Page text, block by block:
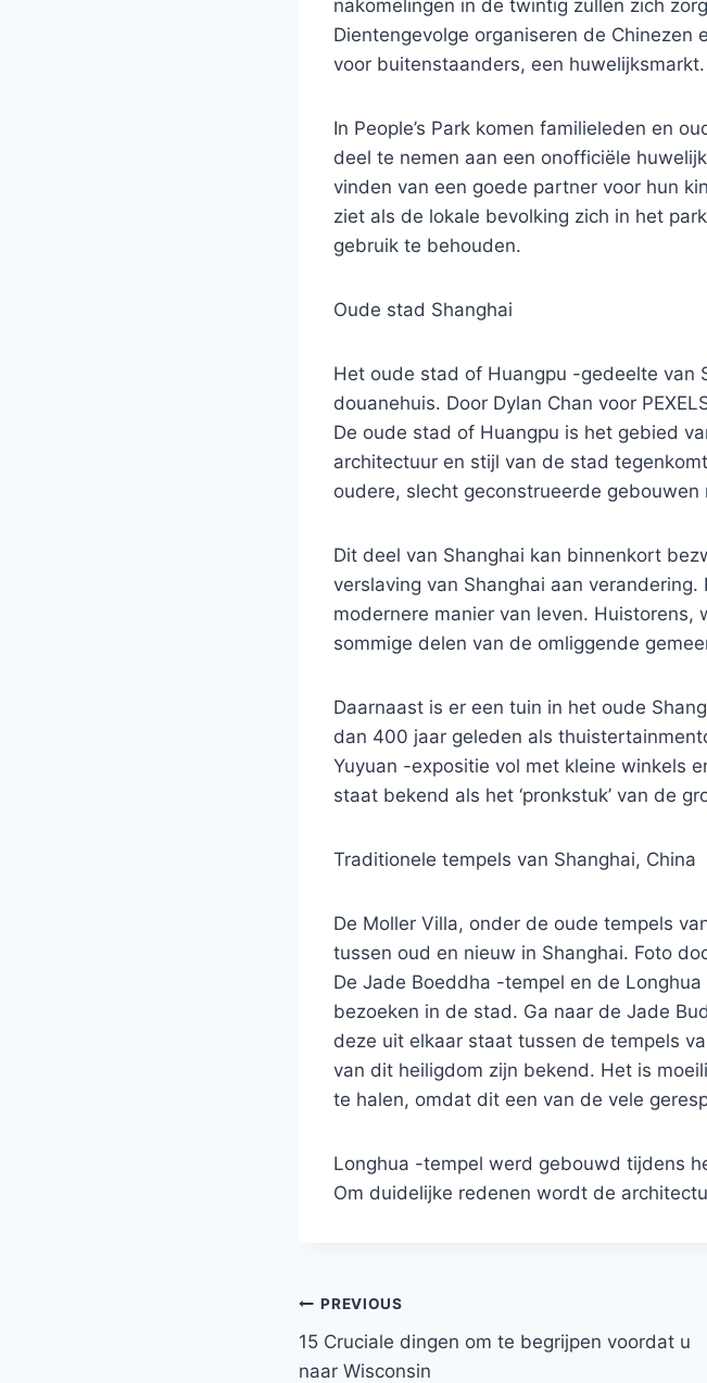
nakomelingen in de twintig zullen zich
Dientengevolge organiseren de
voor buitenstaanders, een huwelijksmarkt.
In People’s Park komen familieleden en
deel te nemen aan een onofficiële
vinden van een goede partner voor hun
ziet als de lokale bevolking zich in het
gebruik te behouden.
Oude stad Shanghai
Het oude stad of Huangpu -gedeelte van
douanehuis. Door Dylan Chan voor
De oude stad of Huangpu is het gebied
architectuur en stijl van de stad
oudere, slecht geconstrueerde gebouwen
Dit deel van Shanghai kan binnenkort
verslaving van Shanghai aan
modernere manier van leven.
sommige delen van de omliggende
Daarnaast is er een tuin in het oude
dan 400 jaar geleden als
Yuyuan -expositie vol met kleine winkels
staat bekend als het ‘pronkstuk’ van de
Traditionele tempels van Shanghai, China
De Moller Villa, onder de oude tempels
tussen oud en nieuw in Shanghai. Foto
De Jade Boeddha -tempel en de
bezoeken in de stad. Ga naar de Jade
deze uit elkaar staat tussen de tempels
van dit heiligdom zijn bekend. Het is
te halen, omdat dit een van de vele
Longhua -tempel werd gebouwd tijdens
Om duidelijke redenen wordt de
Post
navigation
PREVIOUS
15 Cruciale dingen om te begrijpen voordat u
naar Wisconsin